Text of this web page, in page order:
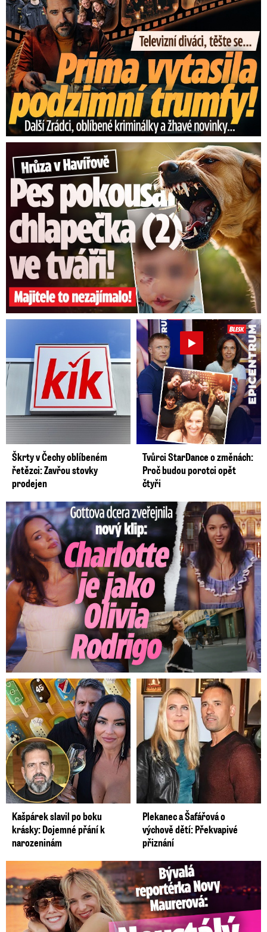
Hrůza v Havířově: Pes pokousal chlapečka (2) ve tváři!
Škrty v Čechy oblíbeném
řetězci: Zavřou stovky
prodejen
Tvůrci StarDance o změnách:
Proč budou porotci opět
čtyři
Gottova dcera zveřejnila nový klip: Je jako Olivie Rodrigo!
Kašpárek slavil po boku
krásky: Dojemné přání k
narozeninám
Plekanec a Šafářová o
výchově dětí: Překvapivé
přiznání
Bývalá reportérka Novy Maurerová: Neustálý boj o lásku s ...